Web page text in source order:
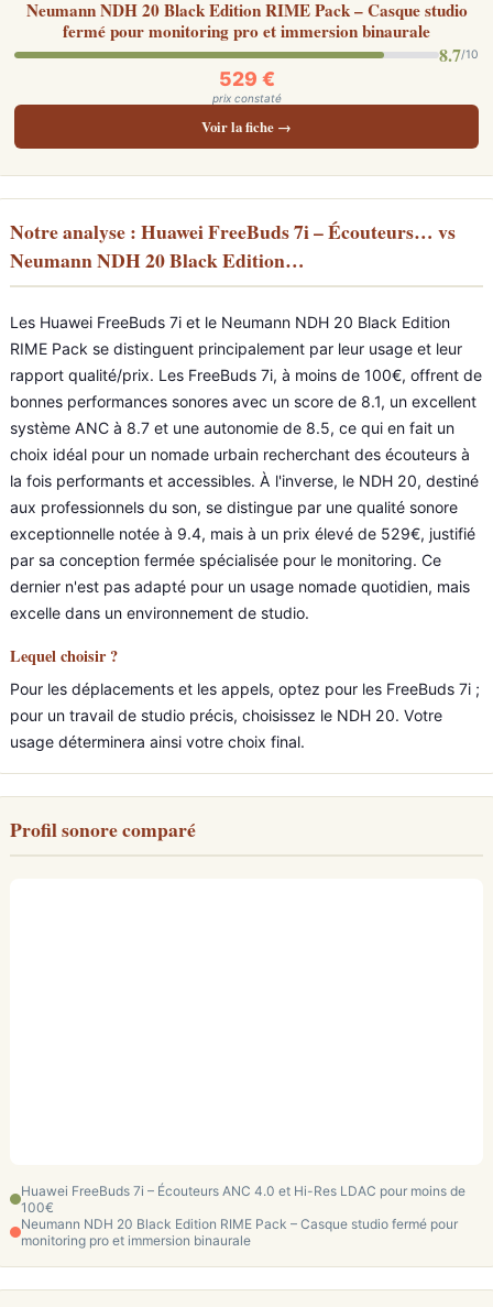
Neumann NDH 20 Black Edition RIME Pack – Casque studio
fermé pour monitoring pro et immersion binaurale
8.7/10
529 €
prix constaté
Voir la fiche →
Notre analyse : Huawei FreeBuds 7i – Écouteurs… vs
Neumann NDH 20 Black Edition…
Les Huawei FreeBuds 7i et le Neumann NDH 20 Black Edition
RIME Pack se distinguent principalement par leur usage et leur
rapport qualité/prix. Les FreeBuds 7i, à moins de 100€, offrent de
bonnes performances sonores avec un score de 8.1, un excellent
système ANC à 8.7 et une autonomie de 8.5, ce qui en fait un
choix idéal pour un nomade urbain recherchant des écouteurs à
la fois performants et accessibles. À l'inverse, le NDH 20, destiné
aux professionnels du son, se distingue par une qualité sonore
exceptionnelle notée à 9.4, mais à un prix élevé de 529€, justifié
par sa conception fermée spécialisée pour le monitoring. Ce
dernier n'est pas adapté pour un usage nomade quotidien, mais
excelle dans un environnement de studio.
Lequel choisir ?
Pour les déplacements et les appels, optez pour les FreeBuds 7i ;
pour un travail de studio précis, choisissez le NDH 20. Votre
usage déterminera ainsi votre choix final.
Profil sonore comparé
Huawei FreeBuds 7i – Écouteurs ANC 4.0 et Hi-Res LDAC pour moins de
100€
Neumann NDH 20 Black Edition RIME Pack – Casque studio fermé pour
monitoring pro et immersion binaurale